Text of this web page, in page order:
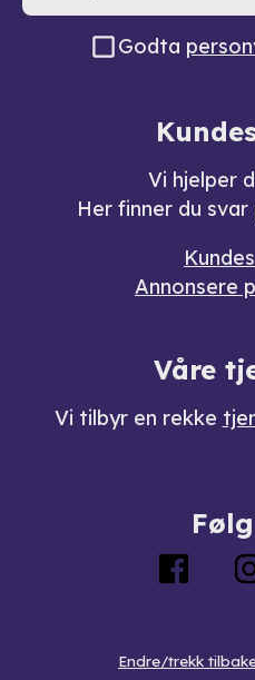
Godta
Vi hjelper
Her finner du
Annonsere
Våre
Vi tilbyr en rekke
Endre/trekk